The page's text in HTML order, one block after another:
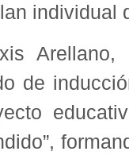
individual
de